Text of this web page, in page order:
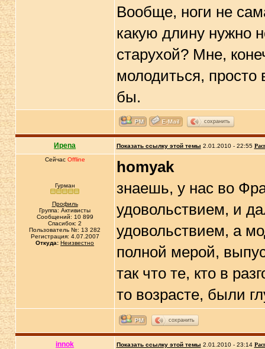
Вообще, ноги не
какую длину нужно
старухой? Мне,
молодиться, просто
бы.
сохранить
Иpena Показать ссылку этой темы 2.01.2010 - 22:55
Сейчас Offline
Гурман
Профиль
Группа: Активисты
Сообщений: 10 899
Спасибок: 2
Пользователь №: 13 282
Регистрация: 4.07.2007
Откуда: Неизвестно
homyak
знаешь, у нас во
удовольствием, и
удовольствием, а
полной мерой,
так что те, кто в
то возрасте, были
сохранить
innok Показать ссылку этой темы 2.01.2010 - 23:14